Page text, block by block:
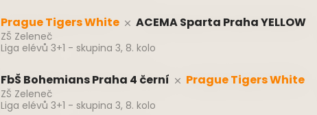
Prague Tigers White ACEMA Sparta Praha YELLOW
ZŠ Zeleneč
Liga elévů 3+1 - skupina 3, 8. kolo
FbŠ Bohemians Praha 4 černí Prague Tigers White
ZŠ Zeleneč
Liga elévů 3+1 - skupina 3, 8. kolo